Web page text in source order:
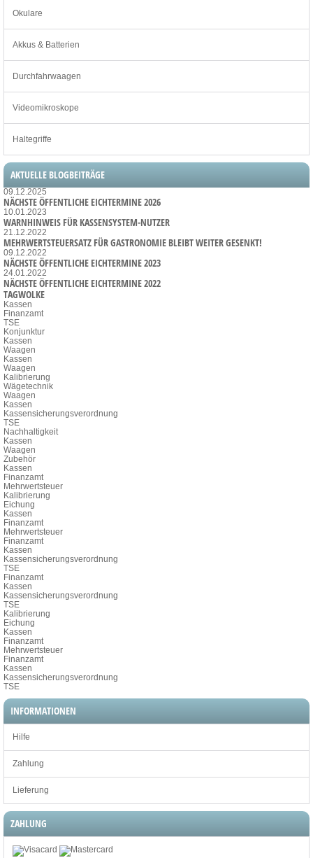
Okulare
Akkus & Batterien
Durchfahrwaagen
Videomikroskope
Haltegriffe
AKTUELLE BLOGBEITRÄGE
09.12.2025
NÄCHSTE ÖFFENTLICHE EICHTERMINE 2026
10.01.2023
WARNHINWEIS FÜR KASSENSYSTEM-NUTZER
21.12.2022
MEHRWERTSTEUERSATZ FÜR GASTRONOMIE BLEIBT WEITER GESENKT!
09.12.2022
NÄCHSTE ÖFFENTLICHE EICHTERMINE 2023
24.01.2022
NÄCHSTE ÖFFENTLICHE EICHTERMINE 2022
TAGWOLKE
Kassen
Finanzamt
TSE
Konjunktur
Kassen
Waagen
Kassen
Waagen
Kalibrierung
Wägetechnik
Waagen
Kassen
Kassensicherungsverordnung
TSE
Nachhaltigkeit
Kassen
Waagen
Zubehör
Kassen
Finanzamt
Mehrwertsteuer
Kalibrierung
Eichung
Kassen
Finanzamt
Mehrwertsteuer
Finanzamt
Kassen
Kassensicherungsverordnung
TSE
Finanzamt
Kassen
Kassensicherungsverordnung
TSE
Kalibrierung
Eichung
Kassen
Finanzamt
Mehrwertsteuer
Finanzamt
Kassen
Kassensicherungsverordnung
TSE
INFORMATIONEN
Hilfe
Zahlung
Lieferung
ZAHLUNG